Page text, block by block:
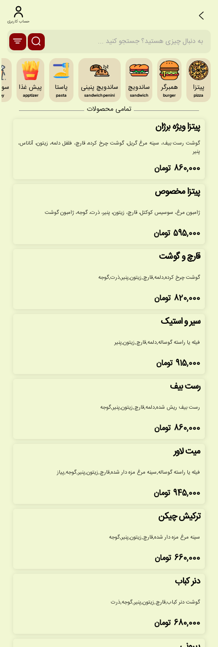
حساب کاربری
پیتزا
pizza
همبرگر
burger
ساندویچ
sandwich
ساندویچ پنینی
sandwich penini
پاستا
pasta
پیش غذا
apptizer
تمامی محصولات
پیتزا ویژه برژان
گوشت رست بیف، سینه مرغ گریل، گوشت چرخ کرده، قارچ، فلفل دلمه، زیتون، آناناس،
پنیر
860,000 تومان
پیتزا مخصوص
ژامبون مرغ، سوسیس کوکتل، قارچ، زیتون، پنیر، ذرت، گوجه، ژامبون گوشت
595,000 تومان
قارچ و گوشت
گوشت چرخ کرده,دلمه,قارچ,زیتون,پنیر,ذرت,گوجه
820,000 تومان
سیر و استیک
فیله یا راسته گوساله,دلمه,قارچ,زیتون,پنیر
915,000 تومان
رست بیف
رست بیف ریش شده,دلمه,قارچ,زیتون,پنیر,گوجه
860,000 تومان
میت لاور
فیله یا راسته گوساله,سینه مرغ مزه دار شده,قارچ,زیتون,پنیر,گوجه,پیاز
945,000 تومان
ترکیش چیکن
سینه مرغ مزه دار شده,قارچ,زیتون,پنیر,گوجه
660,000 تومان
دنر کباب
گوشت دنر کباب,قارچ,زیتون,پنیر,گوجه,ذرت
680,000 تومان